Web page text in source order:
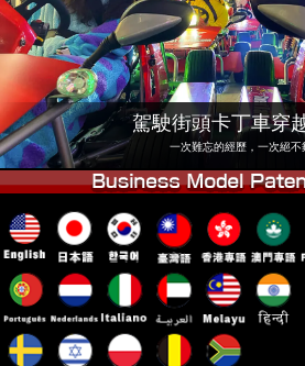
東京 品川 #1
東京 秋葉原 #2
東京 澀谷附店
東京 淺草
沖繩
駕駛街頭卡丁車穿
一次難忘的經歷，一次絕不